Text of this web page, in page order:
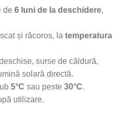
de 6 luni de la deschidere,
și răcoros, la temperatura
surse de căldură,
solară directă.
5°C sau peste 30°C.
utilizare.